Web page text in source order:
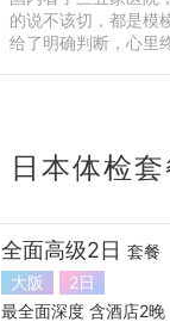
的说不该切，都是模
给了明确判断，心里
日本体检套
全面高级2日 套餐
大阪
2日
最全面深度 含酒店2晚